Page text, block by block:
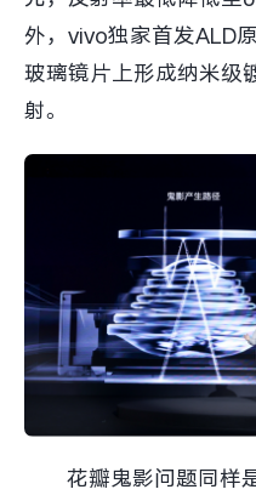
外，vivo独家首发ALD
玻璃镜片上形成纳米级
射。
花瓣鬼影问题同样